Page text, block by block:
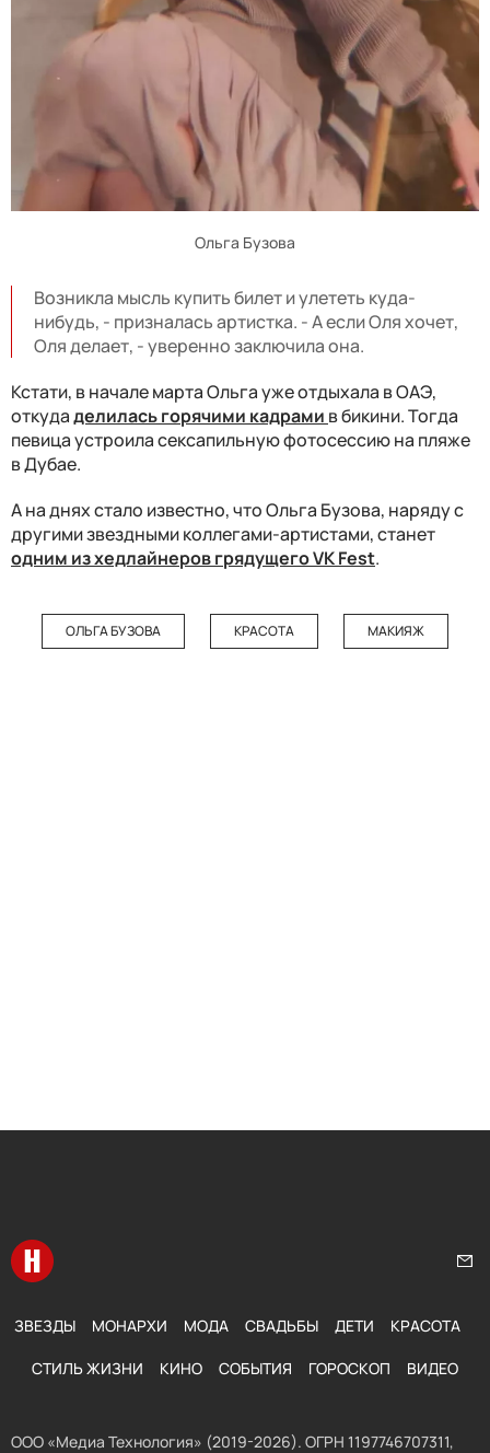
Ольга Бузова
Возникла мысль купить билет и улететь куда-
нибудь, - призналась артистка. - А если Оля хочет,
Оля делает, - уверенно заключила она.
Кстати, в начале марта Ольга уже отдыхала в ОАЭ,
откудаделилась горячими кадрами в бикини. Тогда
певица устроила сексапильную фотосессию на пляже
в Дубае.
А на днях стало известно, что Ольга Бузова, наряду с
другими звездными коллегами-артистами, станет
одним из хедлайнеров грядущего VK Fest.
ОЛЬГА БУЗОВА КРАСОТА МАКИЯЖ
Перейти на главную
ЗВЕЗДЫ МОНАРХИ МОДА СВАДЬБЫ ДЕТИ КРАСОТА
СТИЛЬ ЖИЗНИ КИНО СОБЫТИЯ ГОРОСКОП ВИДЕО
ООО «Медиа Технология» (2019-2026). ОГРН 1197746707311,